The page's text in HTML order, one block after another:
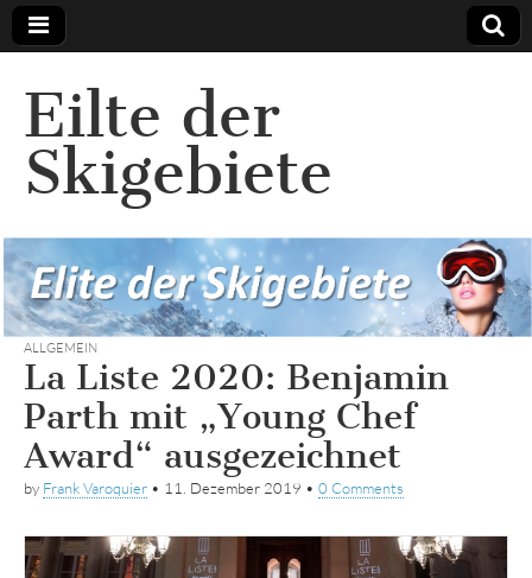
Eilte der
Skigebiete
ALLGEMEIN
La Liste 2020: Benjamin
Parth mit „Young Chef
Award“ ausgezeichnet
by Frank Varoquier • 11. Dezember 2019 • 0 Comments